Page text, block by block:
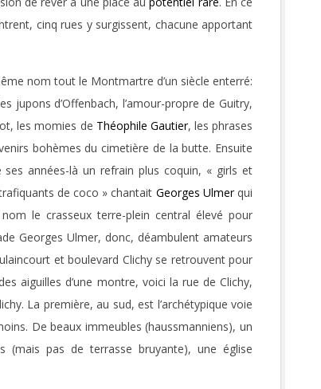
cinq rues y surgissent, chacune apportant
nom tout le Montmartre d’un siècle enterré:
jupons d’Offenbach, l’amour-propre de Guitry,
les momies de Théophile Gautier, les phrases
bohèmes du cimetière de la butte. Ensuite
années-là un refrain plus coquin, « girls et
de coco » chantait Georges Ulmerqui
le crasseux terre-plein central élevé pour
Georges Ulmer, donc, déambulent amateurs
et boulevard Clichy se retrouvent pour
aiguilles d’une montre, voici la rue de Clichy,
La première, au sud, est l’archétypique voie
De beaux immeubles (haussmanniens), un
(mais pas de terrasse bruyante), une église